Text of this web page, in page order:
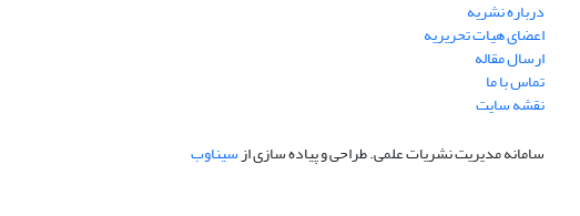
درباره نشریه
اعضای هیات تحریریه
ارسال مقاله
تماس با ما
نقشه سایت
سامانه مدیریت نشریات علمی.طراحی و پیاده سازی ازسیناوب